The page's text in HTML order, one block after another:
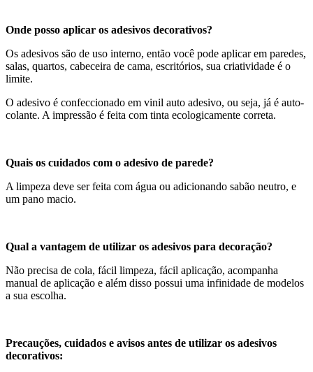
Onde posso aplicar os adesivos decorativos?
Os adesivos são de uso interno, então você pode aplicar em paredes,
salas, quartos, cabeceira de cama, escritórios, sua criatividade é o
limite.
O adesivo é confeccionado em vinil auto adesivo, ou seja, já é auto-
colante. A impressão é feita com tinta ecologicamente correta.
Quais os cuidados com o adesivo de parede?
A limpeza deve ser feita com água ou adicionando sabão neutro, e
um pano macio.
Qual a vantagem de utilizar os adesivos para decoração?
Não precisa de cola, fácil limpeza, fácil aplicação, acompanha
manual de aplicação e além disso possui uma infinidade de modelos
a sua escolha.
Precauções, cuidados e avisos antes de utilizar os adesivos
decorativos: